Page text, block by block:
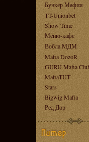
Бункер Мафии
TT-Unionbet
Show Time
Меню-кафе
Вобла МДМ
Mafia DozoR
GURU Mafia
MafiaTUT
Stars
Bigwig Mafia
Ред Дор